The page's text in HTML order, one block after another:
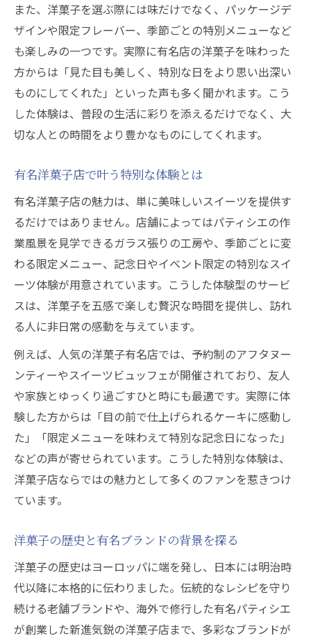
洋菓子で喜ばれるギフトシーンの提案
洋菓子有名ブランドの定番手土産を紹介
全国で注目を浴びる洋菓子の新潮流
全国有名洋菓子店発のトレンドスイーツ
洋菓子業界に広がる新しい人気ブランド
有名洋菓子シェフが生み出す最新作の魅力
洋菓子の新たな楽しみ方と話題の体験
洋菓子の種類やランキング徹底ガイド
定番から話題まで洋菓子の種類を徹底解説
洋菓子人気ランキングトップ10の傾向
有名洋菓子店が誇る人気スイーツ一覧
洋菓子の売上ランキングに見る人気動向
話題の洋菓子ブランド別特徴まとめ
お取り寄せで楽しむ洋菓子のおすすめ
洋菓子人気お取り寄せの魅力と始め方
有名洋菓子店のお取り寄せおすすめ特集
洋菓子人気ブランドのお取り寄せ体験談
洋菓子お取り寄せランキングで話題の商品
全国有名洋菓子店のお取り寄せ最新事情
また、洋菓子を選ぶ際には味だけでなく、パッケージデ
ザインや限定フレーバー、季節ごとの特別メニューなど
も楽しみの一つです。実際に有名店の洋菓子を味わった
方からは「見た目も美しく、特別な日をより思い出深い
ものにしてくれた」といった声も多く聞かれます。こう
した体験は、普段の生活に彩りを添えるだけでなく、大
切な人との時間をより豊かなものにしてくれます。
有名洋菓子店で叶う特別な体験とは
有名洋菓子店の魅力は、単に美味しいスイーツを提供す
るだけではありません。店舗によってはパティシエの作
業風景を見学できるガラス張りの工房や、季節ごとに変
わる限定メニュー、記念日やイベント限定の特別なスイ
ーツ体験が用意されています。こうした体験型のサービ
スは、洋菓子を五感で楽しむ贅沢な時間を提供し、訪れ
る人に非日常の感動を与えています。
例えば、人気の洋菓子有名店では、予約制のアフタヌー
ンティーやスイーツビュッフェが開催されており、友人
や家族とゆっくり過ごすひと時にも最適です。実際に体
験した方からは「目の前で仕上げられるケーキに感動し
た」「限定メニューを味わえて特別な記念日になった」
などの声が寄せられています。こうした特別な体験は、
洋菓子店ならではの魅力として多くのファンを惹きつけ
ています。
洋菓子の歴史と有名ブランドの背景を探る
洋菓子の歴史はヨーロッパに端を発し、日本には明治時
代以降に本格的に伝わりました。伝統的なレシピを守り
続ける老舗ブランドや、海外で修行した有名パティシエ
が創業した新進気鋭の洋菓子店まで、多彩なブランドが